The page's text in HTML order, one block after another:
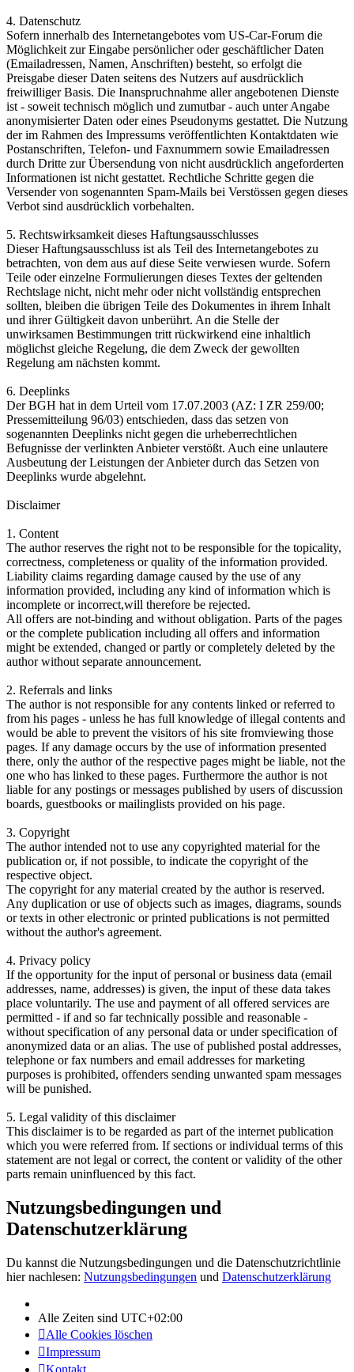
4. Datenschutz
Sofern innerhalb des Internetangebotes vom US-Car-Forum die
Möglichkeit zur Eingabe persönlicher oder geschäftlicher Daten
(Emailadressen, Namen, Anschriften) besteht, so erfolgt die
Preisgabe dieser Daten seitens des Nutzers auf ausdrücklich
freiwilliger Basis. Die Inanspruchnahme aller angebotenen Dienste
ist - soweit technisch möglich und zumutbar - auch unter Angabe
anonymisierter Daten oder eines Pseudonyms gestattet. Die Nutzung
der im Rahmen des Impressums veröffentlichten Kontaktdaten wie
Postanschriften, Telefon- und Faxnummern sowie Emailadressen
durch Dritte zur Übersendung von nicht ausdrücklich angeforderten
Informationen ist nicht gestattet. Rechtliche Schritte gegen die
Versender von sogenannten Spam-Mails bei Verstössen gegen dieses
Verbot sind ausdrücklich vorbehalten.
5. Rechtswirksamkeit dieses Haftungsausschlusses
Dieser Haftungsausschluss ist als Teil des Internetangebotes zu
betrachten, von dem aus auf diese Seite verwiesen wurde. Sofern
Teile oder einzelne Formulierungen dieses Textes der geltenden
Rechtslage nicht, nicht mehr oder nicht vollständig entsprechen
sollten, bleiben die übrigen Teile des Dokumentes in ihrem Inhalt
und ihrer Gültigkeit davon unberührt. An die Stelle der
unwirksamen Bestimmungen tritt rückwirkend eine inhaltlich
möglichst gleiche Regelung, die dem Zweck der gewollten
Regelung am nächsten kommt.
6. Deeplinks
Der BGH hat in dem Urteil vom 17.07.2003 (AZ: I ZR 259/00;
Pressemitteilung 96/03) entschieden, dass das setzen von
sogenannten Deeplinks nicht gegen die urheberrechtlichen
Befugnisse der verlinkten Anbieter verstößt. Auch eine unlautere
Ausbeutung der Leistungen der Anbieter durch das Setzen von
Deeplinks wurde abgelehnt.
Disclaimer
1. Content
The author reserves the right not to be responsible for the topicality,
correctness, completeness or quality of the information provided.
Liability claims regarding damage caused by the use of any
information provided, including any kind of information which is
incomplete or incorrect,will therefore be rejected.
All offers are not-binding and without obligation. Parts of the pages
or the complete publication including all offers and information
might be extended, changed or partly or completely deleted by the
author without separate announcement.
2. Referrals and links
The author is not responsible for any contents linked or referred to
from his pages - unless he has full knowledge of illegal contents and
would be able to prevent the visitors of his site fromviewing those
pages. If any damage occurs by the use of information presented
there, only the author of the respective pages might be liable, not the
one who has linked to these pages. Furthermore the author is not
liable for any postings or messages published by users of discussion
boards, guestbooks or mailinglists provided on his page.
3. Copyright
The author intended not to use any copyrighted material for the
publication or, if not possible, to indicate the copyright of the
respective object.
The copyright for any material created by the author is reserved.
Any duplication or use of objects such as images, diagrams, sounds
or texts in other electronic or printed publications is not permitted
without the author's agreement.
4. Privacy policy
If the opportunity for the input of personal or business data (email
addresses, name, addresses) is given, the input of these data takes
place voluntarily. The use and payment of all offered services are
permitted - if and so far technically possible and reasonable -
without specification of any personal data or under specification of
anonymized data or an alias. The use of published postal addresses,
telephone or fax numbers and email addresses for marketing
purposes is prohibited, offenders sending unwanted spam messages
will be punished.
5. Legal validity of this disclaimer
This disclaimer is to be regarded as part of the internet publication
which you were referred from. If sections or individual terms of this
statement are not legal or correct, the content or validity of the other
parts remain uninfluenced by this fact.
Nutzungsbedingungen und
Datenschutzerklärung
Du kannst die Nutzungsbedingungen und die Datenschutzrichtlinie
hier nachlesen: Nutzungsbedingungen und Datenschutzerklärung
Alle Zeiten sind UTC+02:00
Alle Cookies löschen
Impressum
Kontakt